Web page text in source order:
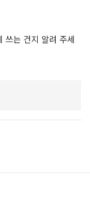
쓰는 건지 알려 주세